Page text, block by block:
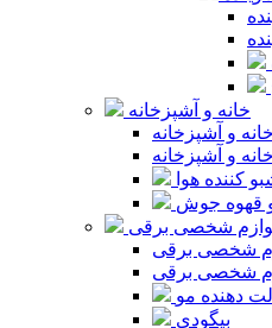
خانه و آشپزخانه
و آشپزخانه
خانه و آشپزخانه
کننده هوا
قهوه جوش
شخصی برقی
شخصی برقی
شخصی برقی
دهنده مو
بیگودی